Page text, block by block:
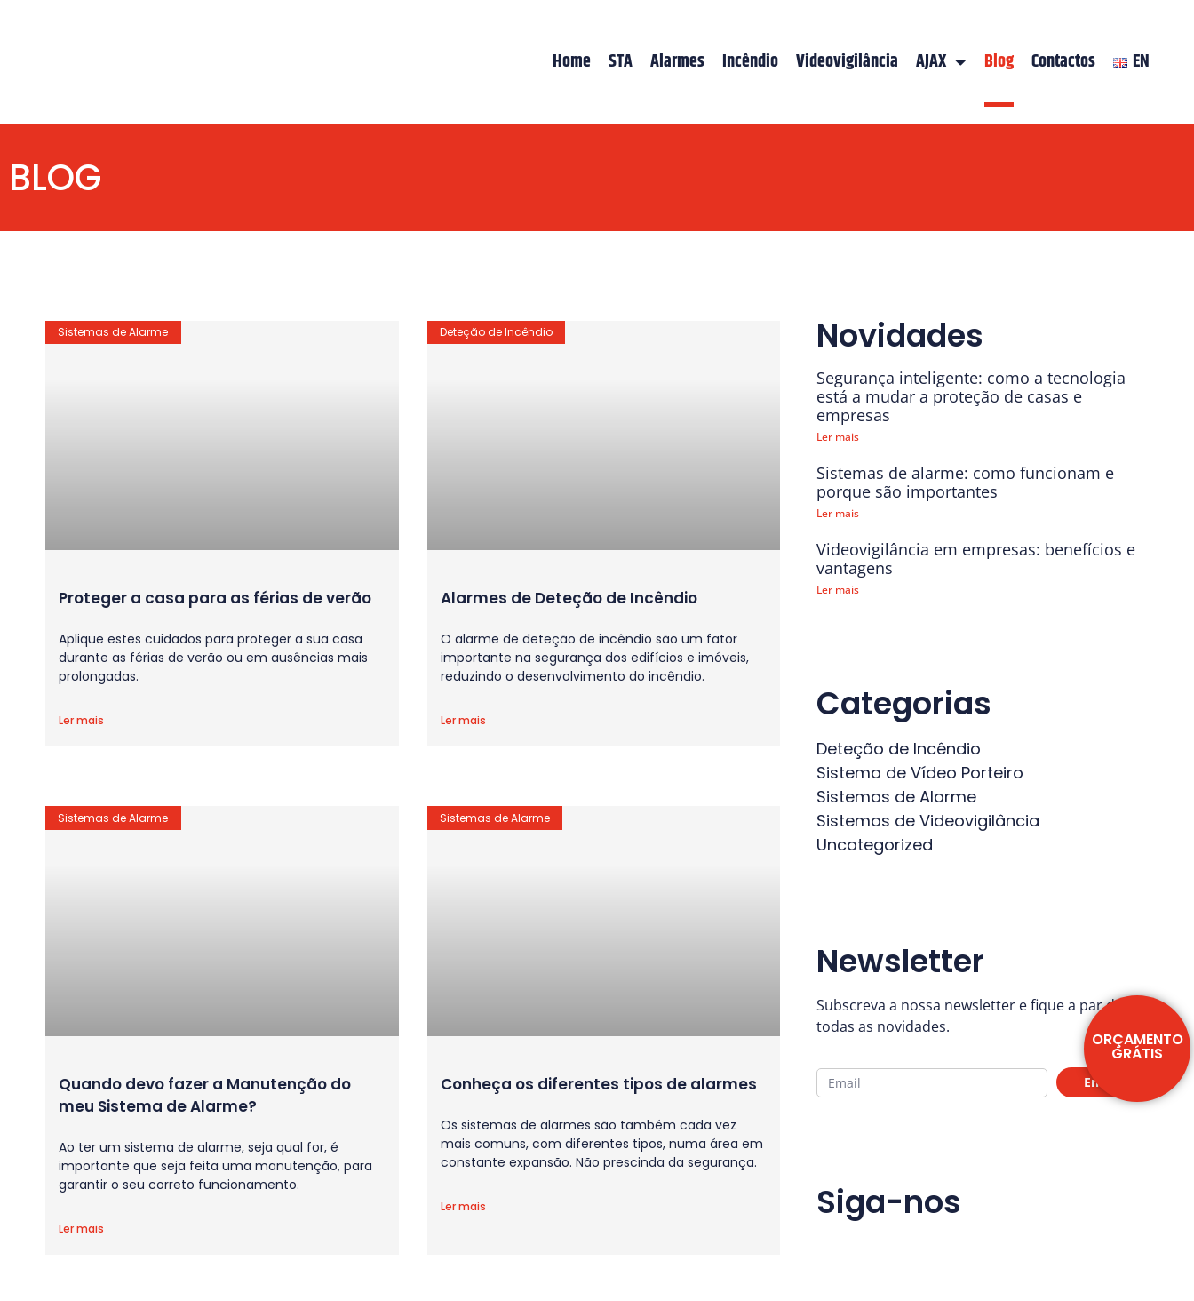
Home STA Alarmes Incêndio Videovigilância AJAX Blog Contactos EN
BLOG
Sistemas de Alarme
Proteger a casa para as férias de verão
Aplique estes cuidados para proteger a sua casa
durante as férias de verão ou em ausências mais
prolongadas.
Ler mais
Deteção de Incêndio
Alarmes de Deteção de Incêndio
O alarme de deteção de incêndio são um fator
importante na segurança dos edifícios e imóveis,
reduzindo o desenvolvimento do incêndio.
Ler mais
Sistemas de Alarme
Quando devo fazer a Manutenção do
meu Sistema de Alarme?
Ao ter um sistema de alarme, seja qual for, é
importante que seja feita uma manutenção, para
garantir o seu correto funcionamento.
Ler mais
Sistemas de Alarme
Conheça os diferentes tipos de alarmes
Os sistemas de alarmes são também cada vez
mais comuns, com diferentes tipos, numa área em
constante expansão. Não prescinda da segurança.
Ler mais
Novidades
Segurança inteligente: como a tecnologia
está a mudar a proteção de casas e
empresas
Ler mais
Sistemas de alarme: como funcionam e
porque são importantes
Ler mais
Videovigilância em empresas: benefícios e
vantagens
Ler mais
Categorias
Deteção de Incêndio
Sistema de Vídeo Porteiro
Sistemas de Alarme
Sistemas de Videovigilância
Uncategorized
Newsletter
Subscreva a nossa newsletter e fique a par de
todas as novidades.
Enviar
Siga-nos
ORÇAMENTO
GRÁTIS